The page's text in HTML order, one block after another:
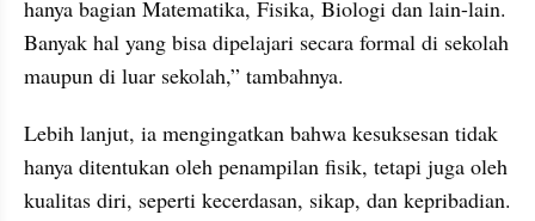
hanya bagian Matematika, Fisika, Biologi dan lain-lain.
Banyak hal yang bisa dipelajari secara formal di sekolah
maupun di luar sekolah,” tambahnya.
Lebih lanjut, ia mengingatkan bahwa kesuksesan tidak
hanya ditentukan oleh penampilan fisik, tetapi juga oleh
kualitas diri, seperti kecerdasan, sikap, dan kepribadian.